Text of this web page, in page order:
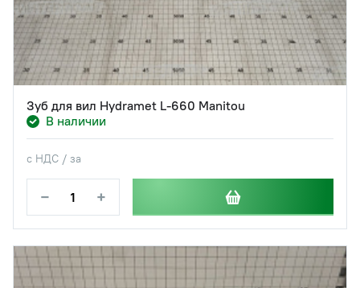
Зуб для вил Hydramet L-660 Manitou
В наличии
с НДС / за
− +